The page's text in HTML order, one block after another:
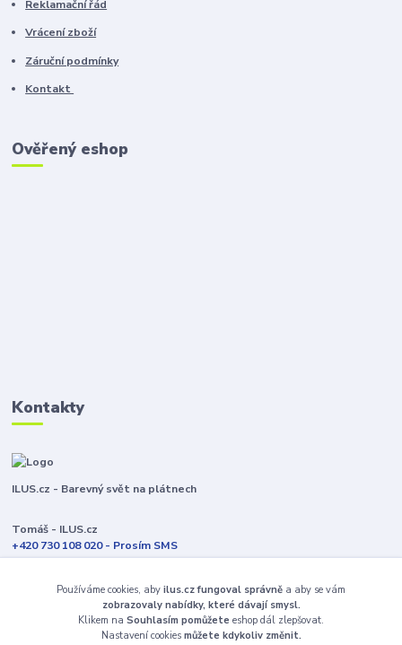
Reklamační řád
Vrácení zboží
Záruční podmínky
Kontakt
Ověřený eshop
Kontakty
ILUS.cz - Barevný svět na plátnech
Tomáš - ILUS.cz
+420 730 108 020 - Prosím SMS
Jsme většinu času ve výrobě
info@ilus.cz
Používáme cookies, aby ilus.cz fungoval správně a aby se vám
zobrazovaly nabídky, které dávají smysl.
Klikem na Souhlasím pomůžete eshop dál zlepšovat.
Nastavení cookies můžete kdykoliv změnit.